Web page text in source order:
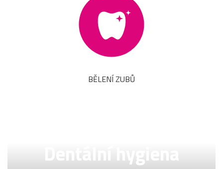
BĚLENÍ ZUBŮ
Dentální hygiena